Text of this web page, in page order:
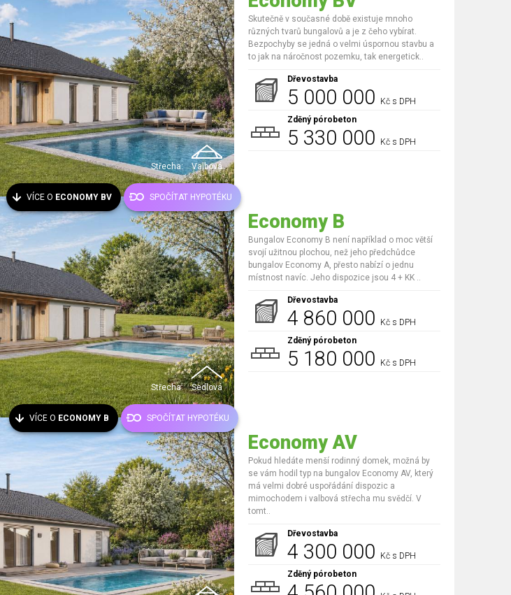
Střecha: Valbová
Skutečně v současné době existuje mnoho
různých tvarů bungalovů a je z čeho vybírat.
Bezpochyby se jedná o velmi úspornou stavbu a
to jak na náročnost pozemku, tak energetick..
Dřevostavba
5 000 000
Kč s DPH
Zděný pórobeton
5 330 000 Kč s DPH
VÍCE O ECONOMY BV SPOČÍTAT HYPOTÉKU
Střecha: Sedlová
Economy B
Bungalov Economy B není například o moc větší
svojí užitnou plochou, než jeho předchůdce
bungalov Economy A, přesto nabízí o jednu
místnost navíc. Jeho dispozice jsou 4 + KK ..
Dřevostavba
4 860 000
Kč s DPH
Zděný pórobeton
5 180 000 Kč s DPH
VÍCE O ECONOMY B SPOČÍTAT HYPOTÉKU
Economy AV
Pokud hledáte menší rodinný domek, možná by
se vám hodil typ na bungalov Economy AV, který
má velmi dobré uspořádání dispozic a
mimochodem i valbová střecha mu svědčí. V
tomt..
Dřevostavba
4 300 000
Kč s DPH
Zděný pórobeton